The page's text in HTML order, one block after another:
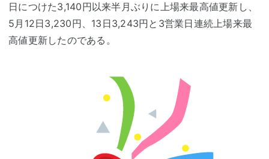
日につけた3,140円以来半月ぶりに上場来最高値更新し、
5月12日3,230円、13日3,243円と3営業日連続上場来最
高値更新したのである。